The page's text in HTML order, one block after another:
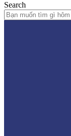
Search